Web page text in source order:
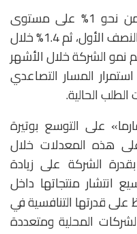
ويعكس تطور الحصة السوقية من نحو 1% على مستوى
الاثني عشر شهرًا، إلى 1.1% خلال النصف الأول، ثم 1.4% خلال
نمو الشركة خلال الأشهر
المسار التصاعدي
الحالية.
على التوسع بوتيرة
هذه المعدلات خلال
الشركة على زيادة
انتشار منتجاتها داخل
على قدرتها التنافسية في
المحلية ومتعددة